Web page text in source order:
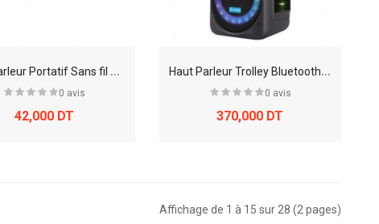
H
aut Parleur Portatif Sans fil de tissu portatif TG-129C
0 avis
42,000 DT
H
aut Parleur Trolley Bluetooth Extra Bass GZ-X828
0 avis
370,000 DT
Affichage de 1 à 15 sur 28 (2 pages)